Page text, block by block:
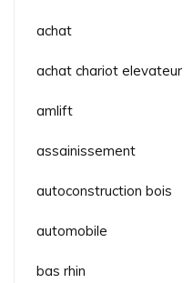
achat
achat chariot elevateur
amlift
assainissement
autoconstruction bois
automobile
bas rhin